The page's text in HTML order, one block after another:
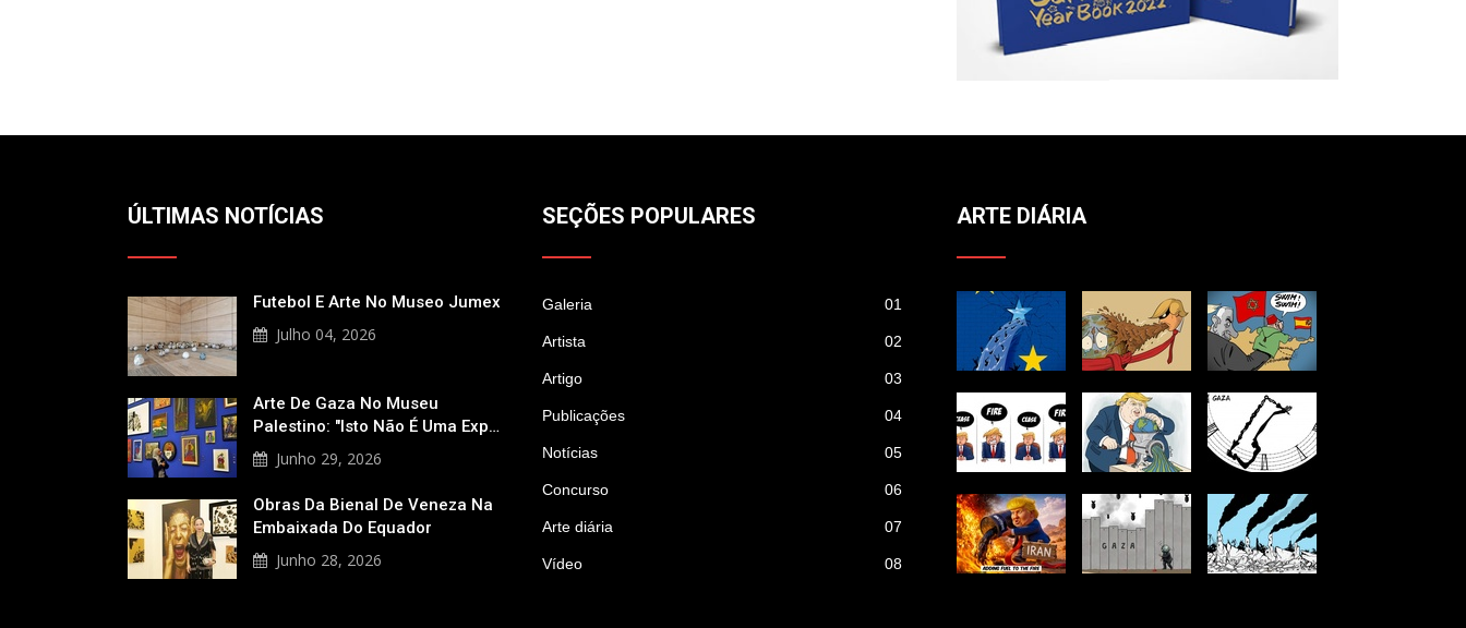
ÚLTIMAS NOTÍCIAS
Futebol E Arte No Museo Jumex
Julho 04, 2026
Arte De Gaza No Museu
Palestino: "Isto Não É Uma Exp…
Junho 29, 2026
Obras Da Bienal De Veneza Na
Embaixada Do Equador
Junho 28, 2026
SEÇÕES POPULARES
Galeria 01
Artista 02
Artigo 03
Publicações 04
Notícias 05
Concurso 06
Arte diária 07
Vídeo 08
ARTE DIÁRIA